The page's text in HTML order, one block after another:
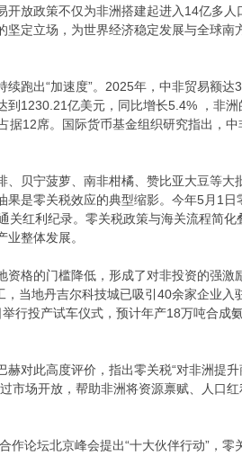
放政策不仅为非洲搭建起进入14亿多人
定立场，为世界经济稳定发展与全球南
跑出“加速度”。2025年，中非贸易额达
1230.21亿美元，同比增长5.4% ，非
12席。国际货币基金组织研究指出，
贝宁菠萝、南非柑橘、赞比亚大豆等大
是零关税效应的典型缩影。今年5月1日
红利纪录。零关税政策与海关流程简化
整体发展。
格的门槛降低，形成了对非投资的强激
当地丹吉尔科技城已吸引40余家企业入
行投产试车仪式，预计年产18万吨合成
对此高度评价，指出零关税“对非洲提
市场开放，帮助非洲将资源禀赋、人口
论坛北京峰会提出“十大伙伴行动”，零